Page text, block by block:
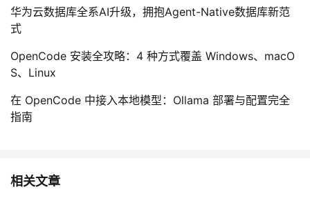
华为云数据库全系AI升级，拥抱Agent-Native数据库新范
式
OpenCode 安装全攻略：4 种方式覆盖 Windows、macO
S、Linux
在 OpenCode 中接入本地模型：Ollama 部署与配置完全
指南
相关文章